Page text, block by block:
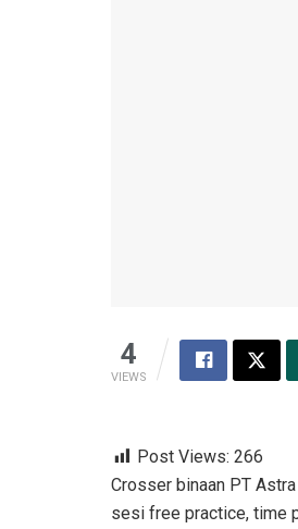
4
VIEWS
Post Views: 266
Crosser binaan PT
sesi free practice, time